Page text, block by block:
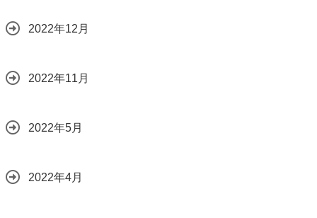
2022年12月
2022年11月
2022年5月
2022年4月